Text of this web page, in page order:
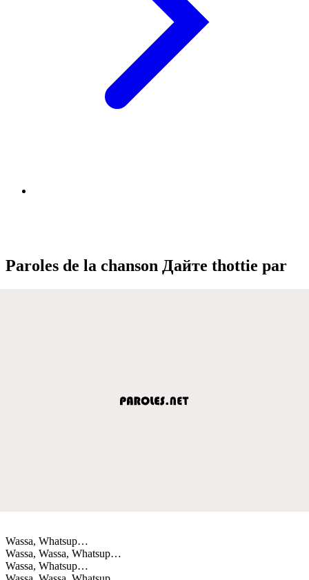
Paroles de la chanson Дайте thottie par
Wassa, Whatsup…
Wassa, Wassa, Whatsup…
Wassa, Whatsup…